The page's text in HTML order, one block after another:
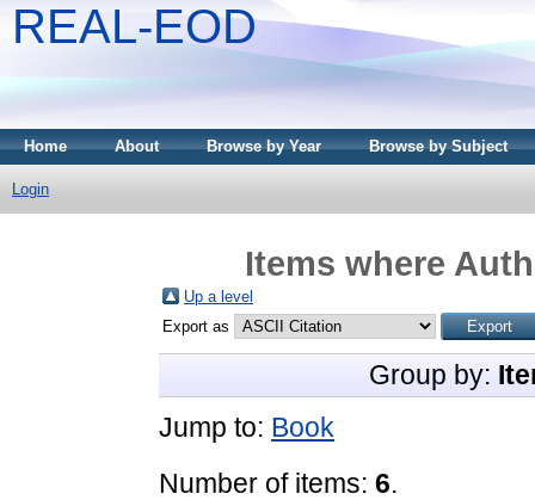
REAL-EOD
Home About Browse by Year Browse by Subject
Login
Items where
Up a level
Export as
Group by:
Jump to: Book
Number of items: 6.